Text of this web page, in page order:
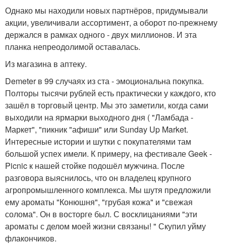
Однако мы находили новых партнёров, придумывали
акции, увеличивали ассортимент, а оборот по-прежнему
держался в рамках одного - двух миллионов. И эта
планка непреодолимой оставалась.
Из магазина в аптеку.
Demeter в 99 случаях из ста - эмоциональна покупка.
Полторы тысячи рублей есть практически у каждого, кто
зашёл в торговый центр. Мы это заметили, когда сами
выходили на ярмарки выходного дня ( "Ламбада -
Маркет", "пикник "афиши" или Sunday Up Market.
Интересные истории и шутки с покупателями там
большой успех имели. К примеру, на фестивале Geek -
Picnic к нашей стойке подошёл мужчина. После
разговора выяснилось, что он владелец крупного
агропромышленного комплекса. Мы шутя предложили
ему ароматы "Конюшня", "грубая кожа" и "свежая
солома". Он в восторге был. С восклицаниями "эти
ароматы с делом моей жизни связаны! " Скупил уйму
флакончиков.